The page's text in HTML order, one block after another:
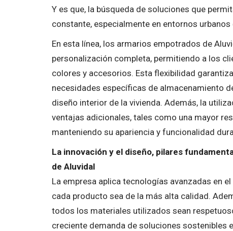
Y es que, la búsqueda de soluciones que
constante, especialmente en entornos
En esta línea, los armarios empotrados de
personalización completa, permitiendo a los
colores y accesorios. Esta flexibilidad
necesidades específicas de almacenamiento
diseño interior de la vivienda. Además, la
ventajas adicionales, tales como una mayor
manteniendo su apariencia y funcionalidad
La innovación y el diseño, pilares
de Aluvidal
La empresa aplica tecnologías avanzadas en
cada producto sea de la más alta calidad.
todos los materiales utilizados sean
creciente demanda de soluciones sostenibles